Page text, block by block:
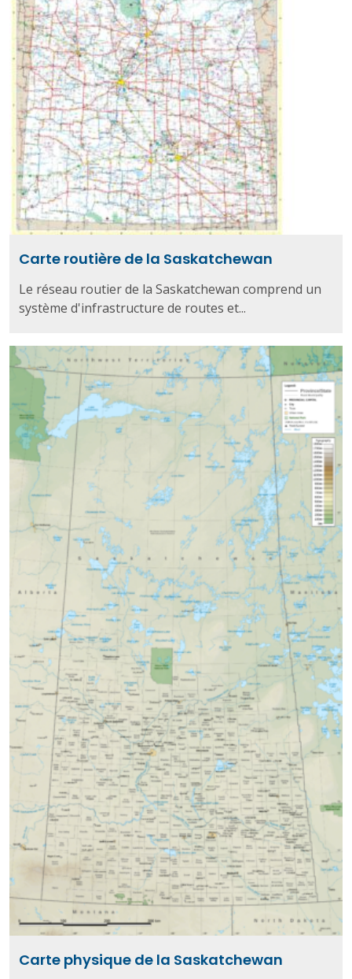
Carte routière de la Saskatchewan
Le réseau routier de la Saskatchewan comprend un
système d'infrastructure de routes et...
Carte physique de la Saskatchewan